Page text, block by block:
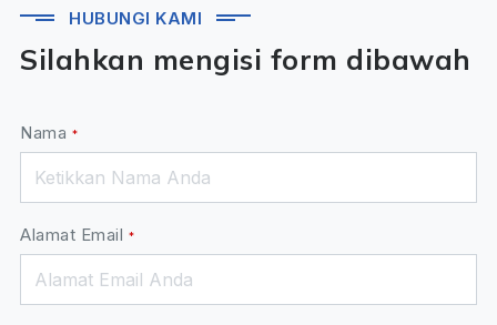
HUBUNGI KAMI
Silahkan mengisi form dibawah
Nama *
Alamat Email *